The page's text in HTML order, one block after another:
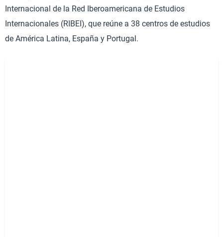
Internacional de la Red Iberoamericana de Estudios
Internacionales (RIBEI), que reúne a 38 centros de estudios
de América Latina, España y Portugal.